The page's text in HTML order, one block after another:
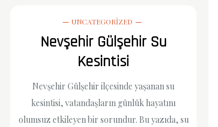
UNCATEGORIZED
Nevşehir Gülşehir Su
Kesintisi
Nevşehir Gülşehir ilçesinde yaşanan su
kesintisi, vatandaşların günlük hayatını
olumsuz etkileyen bir sorundur. Bu yazıda, su